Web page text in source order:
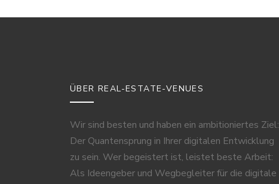
ÜBER REAL-ESTATE-VENUES
Wir sind besten und haben ein ambitioniertes Ziel:
Der Quantensprung in Ihrer digitalen Entwicklung
zu sein. Wer begeistert ist, leistet beste Arbeit:
Als Ideengeber und Wegbegleiter für die digitale